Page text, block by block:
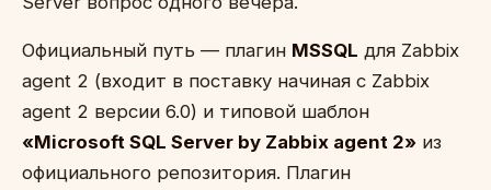
Официальный путь — плагин MSSQL для Zabbix
agent 2 (входит в поставку начиная с Zabbix
agent 2 версии 6.0) и типовой шаблон
«Microsoft SQL Server by Zabbix agent 2» из
официального репозитория. Плагин